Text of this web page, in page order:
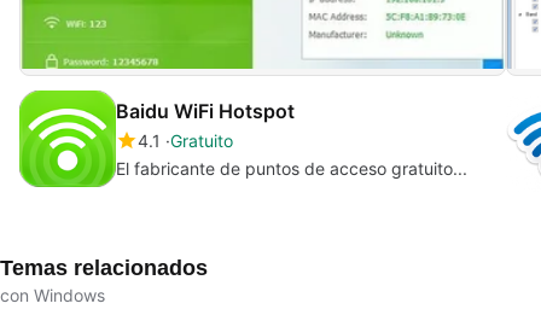
Baidu WiFi Hotspot
4.1 Gratuito
El fabricante de puntos de acceso gratuito...
Temas relacionados
con Windows